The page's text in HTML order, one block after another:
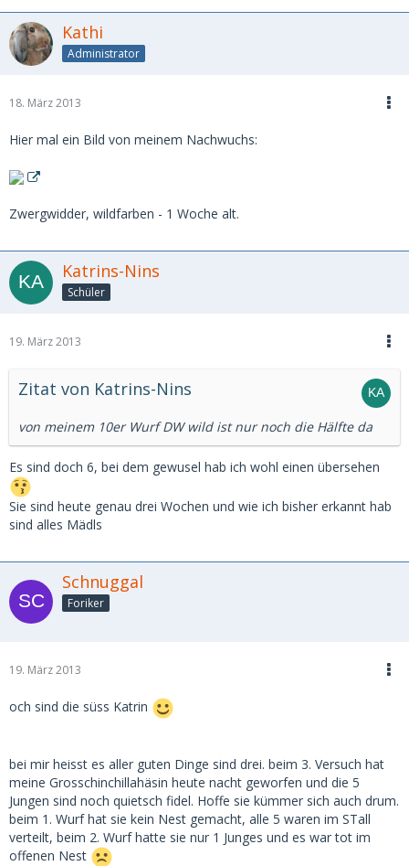
Kathi
Administrator
18. März 2013
Hier mal ein Bild von meinem Nachwuchs:
Zwergwidder, wildfarben - 1 Woche alt.
Katrins-Nins
Schüler
19. März 2013
Zitat von Katrins-Nins
von meinem 10er Wurf DW wild ist nur noch die Hälfte da
Es sind doch 6, bei dem gewusel hab ich wohl einen übersehen
Sie sind heute genau drei Wochen und wie ich bisher erkannt hab
sind alles Mädls
Schnuggal
Foriker
19. März 2013
och sind die süss Katrin
bei mir heisst es aller guten Dinge sind drei. beim 3. Versuch hat
meine Grosschinchillahäsin heute nacht geworfen und die 5
Jungen sind noch quietsch fidel. Hoffe sie kümmer sich auch drum.
beim 1. Wurf hat sie kein Nest gemacht, alle 5 waren im STall
verteilt, beim 2. Wurf hatte sie nur 1 Junges und es war tot im
offenen Nest